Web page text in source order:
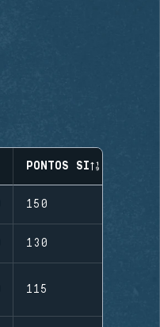
PONTOS SI
150
130
115